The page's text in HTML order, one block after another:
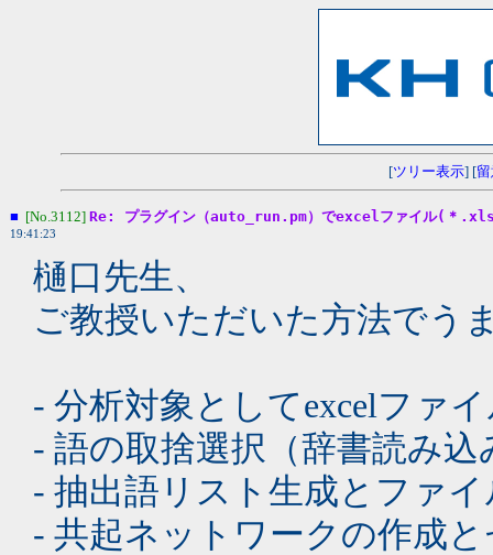
[ツリー表示] [留
■ [No.3112] Re: プラグイン（auto_run.pm）でexcelファイル(＊
19:41:23
樋口先生、
ご教授いただいた方法でう
- 分析対象としてexcelファ
- 語の取捨選択（辞書読み込
- 抽出語リスト生成とファ
- 共起ネットワークの作成